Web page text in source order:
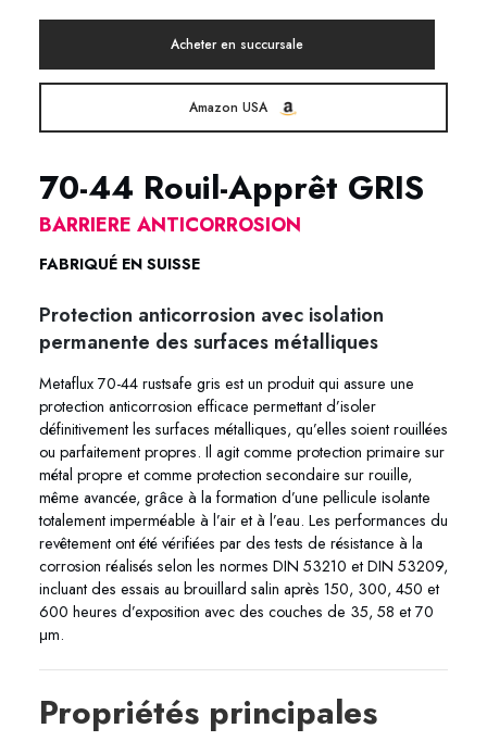
Acheter en succursale
Amazon USA
70-44 Rouil-Apprêt GRIS
BARRIERE ANTICORROSION
FABRIQUÉ EN SUISSE
Protection anticorrosion avec isolation
permanente des surfaces métalliques
Metaflux 70-44 rustsafe gris est un produit qui assure une
protection anticorrosion efficace permettant d’isoler
définitivement les surfaces métalliques, qu’elles soient rouillées
ou parfaitement propres. Il agit comme protection primaire sur
métal propre et comme protection secondaire sur rouille,
même avancée, grâce à la formation d’une pellicule isolante
totalement imperméable à l’air et à l’eau. Les performances du
revêtement ont été vérifiées par des tests de résistance à la
corrosion réalisés selon les normes DIN 53210 et DIN 53209,
incluant des essais au brouillard salin après 150, 300, 450 et
600 heures d’exposition avec des couches de 35, 58 et 70
μm.
Propriétés principales